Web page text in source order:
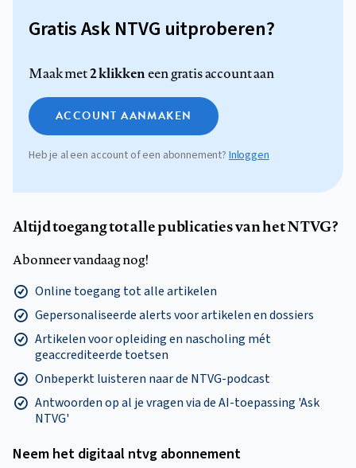
Gratis Ask NTVG uitproberen?
Maak met2 klikkeneen gratis account aan
ACCOUNT AANMAKEN
Heb je al een account of een abonnement?Inloggen
Altijd toegang tot alle publicaties van het NTVG?
Abonneer vandaag nog!
Online toegang tot alle artikelen
Gepersonaliseerde alerts voor artikelen en dossiers
Artikelen voor opleiding en nascholing mét
geaccrediteerde toetsen
Onbeperkt luisteren naar de NTVG-podcast
Antwoorden op al je vragen via de AI-toepassing 'Ask
NTVG'
Neem het digitaal ntvg abonnement